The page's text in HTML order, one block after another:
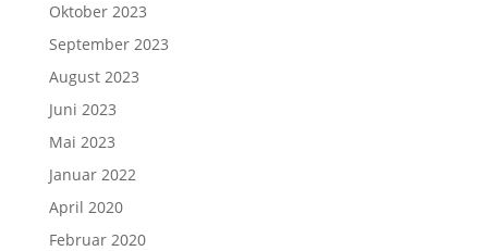
Oktober 2023
September 2023
August 2023
Juni 2023
Mai 2023
Januar 2022
April 2020
Februar 2020